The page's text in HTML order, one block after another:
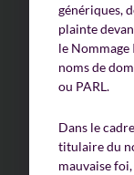
génériques,
plainte
le
noms de
ou PARL.
Dans le
titulaire du
mauvaise